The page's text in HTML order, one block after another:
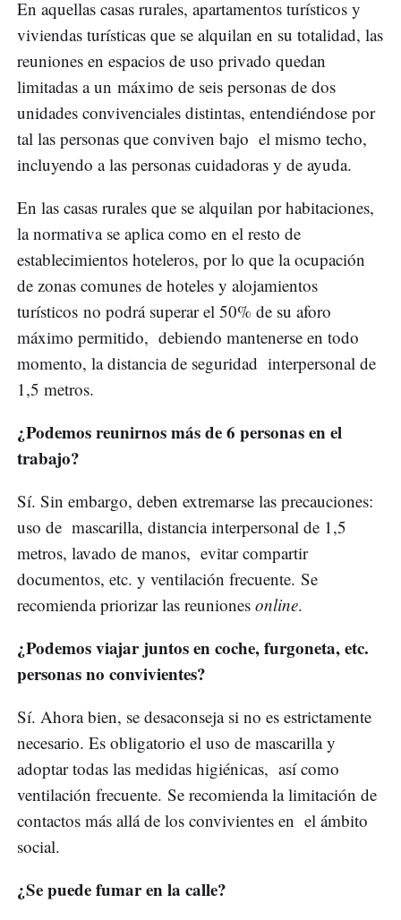
En aquellas casas rurales, apartamentos turísticos y
viviendas turísticas que se alquilan en su totalidad, las
reuniones en espacios de uso privado quedan
limitadas a un máximo de seis personas de dos
unidades convivenciales distintas, entendiéndose por
tal las personas que conviven bajo el mismo techo,
incluyendo a las personas cuidadoras y de ayuda.
En las casas rurales que se alquilan por habitaciones,
la normativa se aplica como en el resto de
establecimientos hoteleros, por lo que la ocupación
de zonas comunes de hoteles y alojamientos
turísticos no podrá superar el 50% de su aforo
máximo permitido, debiendo mantenerse en todo
momento, la distancia de seguridad interpersonal de
1,5 metros.
¿Podemos reunirnos más de 6 personas en el
trabajo?
Sí. Sin embargo, deben extremarse las precauciones:
uso de mascarilla, distancia interpersonal de 1,5
metros, lavado de manos, evitar compartir
documentos, etc. y ventilación frecuente. Se
recomienda priorizar las reuniones online.
¿Podemos viajar juntos en coche, furgoneta, etc.
personas no convivientes?
Sí. Ahora bien, se desaconseja si no es estrictamente
necesario. Es obligatorio el uso de mascarilla y
adoptar todas las medidas higiénicas, así como
ventilación frecuente. Se recomienda la limitación de
contactos más allá de los convivientes en el ámbito
social.
¿Se puede fumar en la calle?